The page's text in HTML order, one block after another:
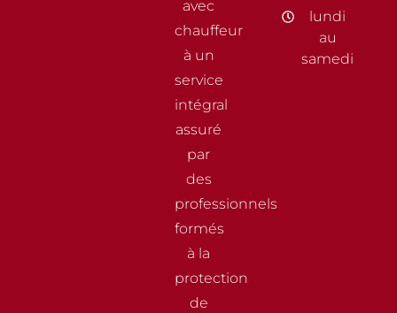
avec
chauffeur
à un
service
intégral
assuré
par
des
professionnels
formés
à la
protection
de
lundi
au
samedi